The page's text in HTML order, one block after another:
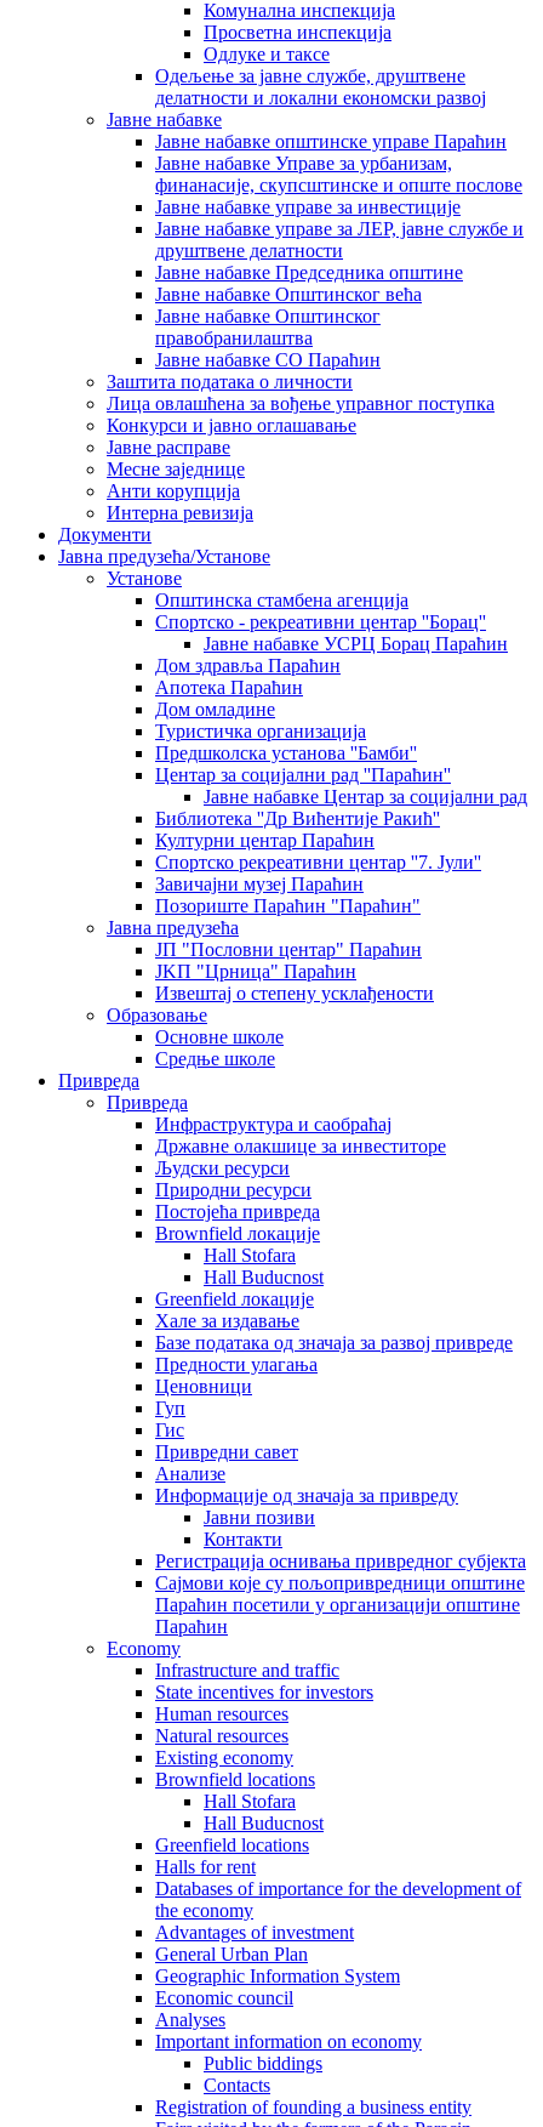
Комунална инспекција
Просветна инспекција
Одлуке и таксе
Одељење за јавне службе, друштвене
делатности и локални економски развој
Јавне набавке
Јавне набавке општинске управе Параћин
Јавне набавке Управе за урбанизам,
финанасије, скупсштинске и опште послове
Јавне набавке управе за инвестиције
Јавне набавке управе за ЛЕР, јавне службе и
друштвене делатности
Јавне набавке Председника општине
Јавне набавке Општинског већа
Јавне набавке Општинског
правобранилаштва
Јавне набавке СО Параћин
Заштита података о личности
Лица овлашћена за вођење управног поступка
Конкурси и јавно оглашавање
Јавне расправе
Месне заједнице
Анти корупција
Интерна ревизија
Документи
Јавна предузећа/Установе
Установе
Општинскa стамбенa агенцијa
Спортско - рекреативни центар ''Борац''
Јавне набавке УСРЦ Борац Параћин
Дом здравља Параћин
Апотека Параћин
Дом омладине
Туристичка организација
Предшколска установа ''Бамби''
Центар за социјални рад ''Параћин''
Јавне набавке Центар за социјални рад
Библиотека ''Др Вићентије Ракић''
Културни центар Параћин
Спортско рекреативни центар ''7. Јули''
Завичајни музеј Параћин
Позориште Параћин "Параћин"
Јавна предузећа
ЈП "Пословни центар" Параћин
ЈKП "Црница" Параћин
Извештај о степену усклађености
Образовање
Основне школе
Средње школе
Привреда
Привреда
Инфраструктура и саобраћај
Државне олакшице за инвеститоре
Људски ресурси
Природни ресурси
Постојећа привреда
Brownfield локације
Hall Stofara
Hall Buducnost
Greenfield локације
Хале за издавање
Базе података од значаја за развој привреде
Предности улагања
Ценовници
Гуп
Гис
Привредни савет
Aнализе
Информације од значаја за привреду
Јавни позиви
Контакти
Регистрација оснивања привредног субјекта
Сајмови које су пољопривредници општине
Параћин посетили у организацији општине
Параћин
Economy
Infrastructure and traffic
State incentives for investors
Human resources
Natural resources
Existing economy
Brownfield locations
Hall Stofara
Hall Buducnost
Greenfield locations
Halls for rent
Databases of importance for the development of
the economy
Advantages of investment
General Urban Plan
Geographic Information System
Еconomic council
Analyses
Important information on economy
Public biddings
Contacts
Registration of founding a business entity